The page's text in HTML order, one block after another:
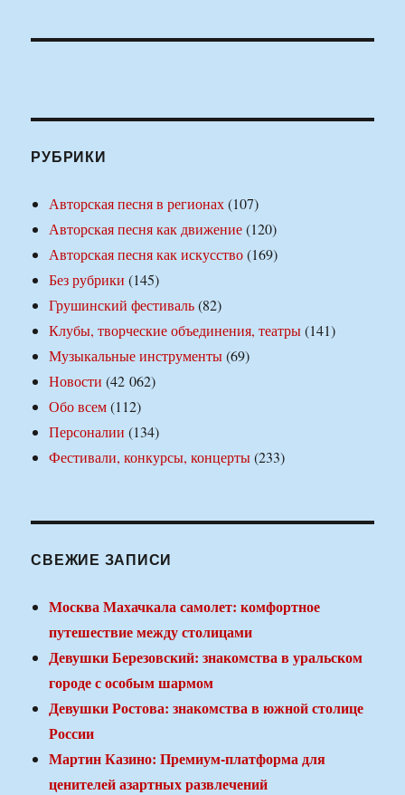
РУБРИКИ
Авторская песня в регионах(107)
Авторская песня как движение(120)
Авторская песня как искусство(169)
Без рубрики (145)
Грушинский фестиваль(82)
Клубы, творческие объединения, театры(141)
Музыкальные инструменты(69)
Новости (42 062)
Обо всем(112)
Персоналии (134)
Фестивали, конкурсы, концерты(233)
СВЕЖИЕ ЗАПИСИ
Москва Махачкала самолет: комфортное
путешествие между столицами
Девушки Березовский: знакомства в уральском
городе с особым шармом
Девушки Ростова: знакомства в южной столице
России
Мартин Казино: Премиум-платформа для
ценителей азартных развлечений